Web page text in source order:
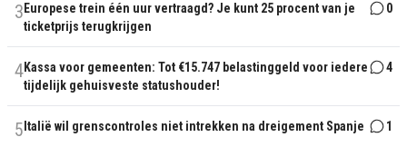
3 Europese trein één uur vertraagd? Je kunt 25 procent van je
ticketprijs terugkrijgen
0
4Kassa voor gemeenten: Tot €15.747 belastinggeld voor iedere
tijdelijk gehuisveste statushouder!
4
5 Italië wil grenscontroles niet intrekken na dreigement Spanje 1